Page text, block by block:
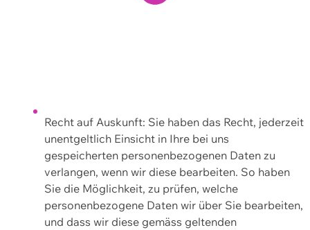
Recht auf Auskunft: Sie haben das Recht, jederzeit
unentgeltlich Einsicht in Ihre bei uns
gespeicherten personenbezogenen Daten zu
verlangen, wenn wir diese bearbeiten. So haben
Sie die Möglichkeit, zu prüfen, welche
personenbezogene Daten wir über Sie bearbeiten,
und dass wir diese gemäss geltenden